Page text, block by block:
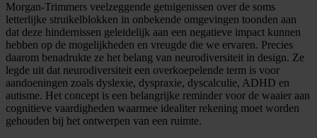
Morgan-Trimmers veelzeggende getuigenissen over de soms
letterlijke struikelblokken in onbekende omgevingen toonden aan
dat deze hindernissen geleidelijk aan een negatieve impact kunnen
hebben op de mogelijkheden en vreugde die we ervaren. Precies
daarom benadrukte ze het belang van neurodiversiteit in design. Ze
legde uit dat neurodiversiteit een overkoepelende term is voor
aandoeningen zoals dyslexie, dyspraxie, dyscalculie, ADHD en
autisme. Het concept is een belangrijke reminder voor de waaier aan
cognitieve vaardigheden waarmee idealiter rekening moet worden
gehouden bij het ontwerpen van een ruimte.